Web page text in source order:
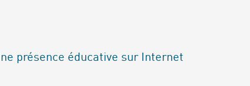
présence éducative sur Internet